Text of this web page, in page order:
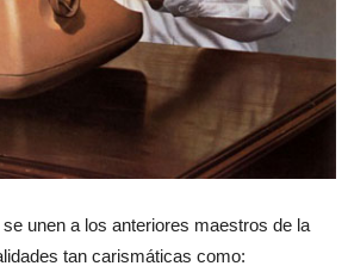
unen a los anteriores maestros de la
tan carismáticas como: